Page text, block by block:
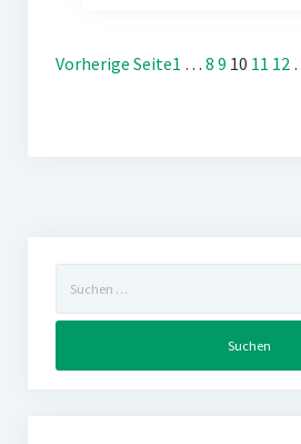
Vorherige Seite1 … 8 9 10 11 12
nach: